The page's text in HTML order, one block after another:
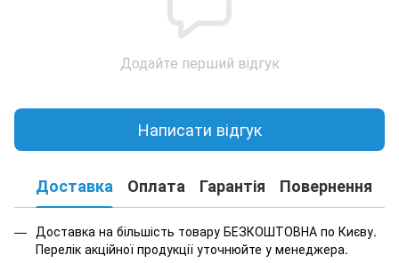
Додайте перший відгук
Написати відгук
Доставка Оплата Гарантія Повернення
Доставка на більшість товару БЕЗКОШТОВНА по Києву.
Перелік акційної продукції уточнюйте у менеджера.